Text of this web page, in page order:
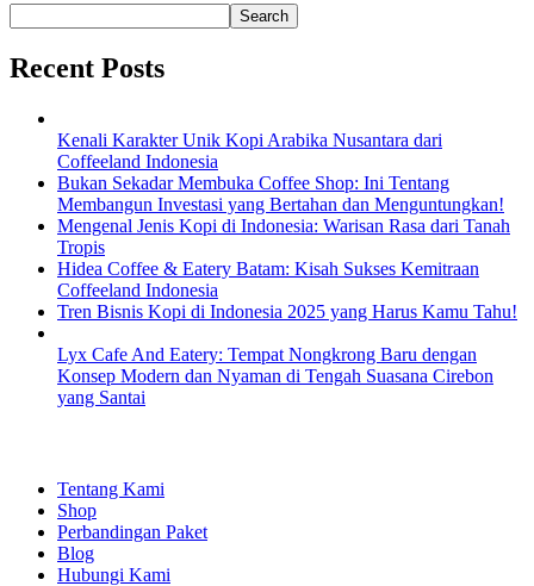
Search
Recent Posts
Kenali Karakter Unik Kopi Arabika Nusantara dari
Coffeeland Indonesia
Bukan Sekadar Membuka Coffee Shop: Ini Tentang
Membangun Investasi yang Bertahan dan Menguntungkan!
Mengenal Jenis Kopi di Indonesia: Warisan Rasa dari Tanah
Tropis
Hidea Coffee & Eatery Batam: Kisah Sukses Kemitraan
Coffeeland Indonesia
Tren Bisnis Kopi di Indonesia 2025 yang Harus Kamu Tahu!
Lyx Cafe And Eatery: Tempat Nongkrong Baru dengan
Konsep Modern dan Nyaman di Tengah Suasana Cirebon
yang Santai
Tentang Kami
Shop
Perbandingan Paket
Blog
Hubungi Kami